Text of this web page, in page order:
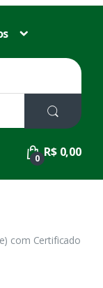
0 R$ 0,00
com Certificado